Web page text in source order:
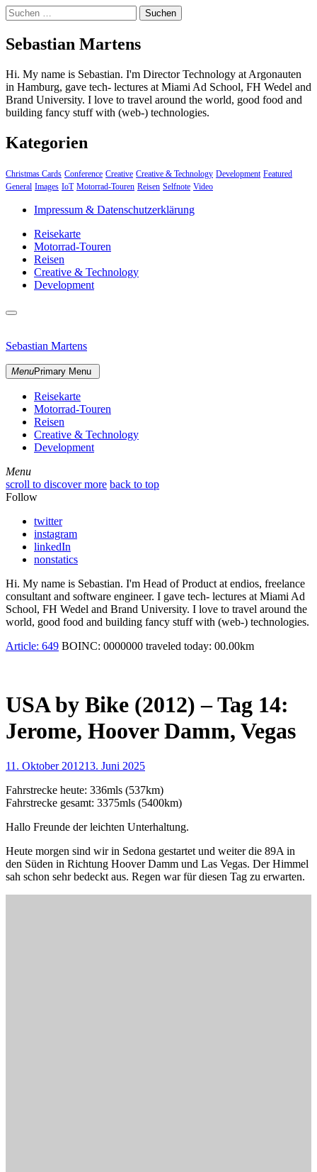
Suchen
nach:
Sebastian Martens
Hi. My name is Sebastian. I'm Director Technology at Argonauten
in Hamburg, gave tech- lectures at Miami Ad School, FH Wedel and
Brand University. I love to travel around the world, good food and
building fancy stuff with (web-) technologies.
Kategorien
Christmas Cards Conference Creative Creative & Technology Development Featured
General Images IoT Motorrad-Touren Reisen Selfnote Video
Impressum & Datenschutzerklärung
Reisekarte
Motorrad-Touren
Reisen
Creative & Technology
Development
close
content
Sebastian Martens
MenuPrimary Menu
Reisekarte
Motorrad-Touren
Reisen
Creative & Technology
Development
Menu
Menu
scroll to discover more back to top
Follow
twitter
instagram
linkedIn
nonstatics
Hi. My name is Sebastian. I'm Head of Product at endios, freelance
consultant and software engineer. I gave tech- lectures at Miami Ad
School, FH Wedel and Brand University. I love to travel around the
world, good food and building fancy stuff with (web-) technologies.
Article: 649 BOINC: 0000000 traveled today: 00.00km
USA by Bike (2012) – Tag 14:
Jerome, Hoover Damm, Vegas
11. Oktober 201213. Juni 2025
Fahrstrecke heute: 336mls (537km)
Fahrstrecke gesamt: 3375mls (5400km)
Hallo Freunde der leichten Unterhaltung.
Heute morgen sind wir in Sedona gestartet und weiter die 89A in
den Süden in Richtung Hoover Damm und Las Vegas. Der Himmel
sah schon sehr bedeckt aus. Regen war für diesen Tag zu erwarten.